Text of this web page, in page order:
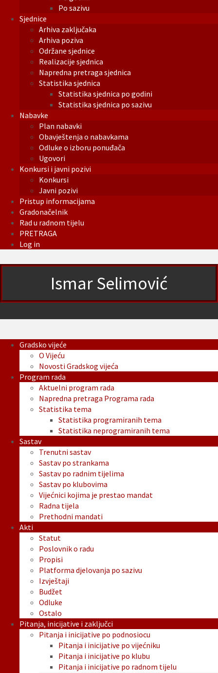
Po sazivu
Sjednice
Arhiva zaključaka
Arhiva poziva
Održane sjednice
Realizacije sjednica
Napredna pretraga sjednica
Statistika sjednica
Statistika sjednica po godini
Statistika sjednica po sazivu
Nabavke
Plan nabavki
Obavještenja o nabavkama
Odluke o izboru ponuđača
Ugovori
Konkursi i javni pozivi
Konkursi
Javni pozivi
Pristup informacijama
Gradonačelnik
Rad u radnom tijelu
PRETRAGA
Log in
Ismar Selimović
Gradsko vijeće
O Vijeću
Novosti Gradskog vijeća
Program rada
Aktuelni program rada
Napredna pretraga Programa rada
Statistika tema
Statistika programiranih tema
Statistika neprogramiranih tema
Sastav
Trenutni sastav
Sastav po strankama
Sastav po radnim tijelima
Sastav po klubovima
Vijećnici kojima je prestao mandat
Radna tijela
Prethodni mandati
Akti
Statut
Poslovnik o radu
Propisi
Platforma djelovanja po sazivu
Izvještaji
Budžet
Odluke
Ostalo
Pitanja, inicijative i zaključci
Pitanja i inicijative po podnosiocu
Pitanja i inicijative po vijećniku
Pitanja i inicijative po klubu
Pitanja i inicijative po radnom tijelu